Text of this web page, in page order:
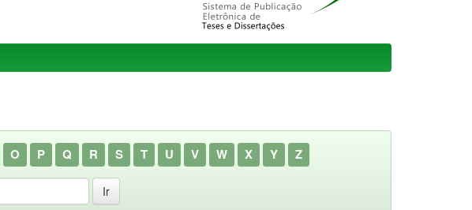
O P Q R S T U V W X Y Z